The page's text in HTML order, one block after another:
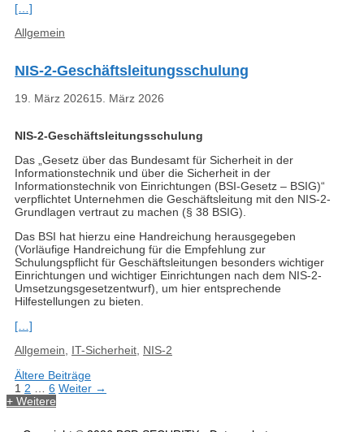
[…]
Kategorien
Allgemein
NIS-2-Geschäftsleitungsschulung
19. März 202615. März 2026
NIS-2-Geschäftsleitungsschulung
Das „Gesetz über das Bundesamt für Sicherheit in der
Informationstechnik und über die Sicherheit in der
Informationstechnik von Einrichtungen (BSI-Gesetz – BSIG)“
verpflichtet Unternehmen die Geschäftsleitung mit den NIS-2-
Grundlagen vertraut zu machen (§ 38 BSIG).
Das BSI hat hierzu eine Handreichung herausgegeben
(Vorläufige Handreichung für die Empfehlung zur
Schulungspflicht für Geschäftsleitungen besonders wichtiger
Einrichtungen und wichtiger Einrichtungen nach dem NIS-2-
Umsetzungsgesetzentwurf), um hier entsprechende
Hilfestellungen zu bieten.
[…]
Kategorien
Allgemein, IT-Sicherheit, NIS-2
Ältere Beiträge
Seite
1 Seite
2 … Seite
6 Weiter →
+ Weitere